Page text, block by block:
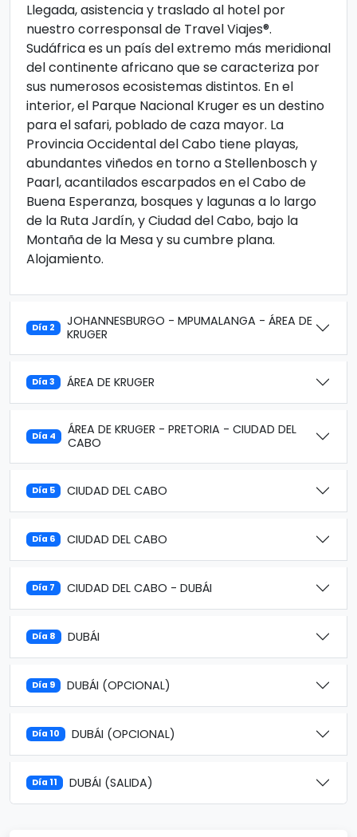
Llegada, asistencia y traslado al hotel por
nuestro corresponsal de Travel Viajes®.
Sudáfrica es un país del extremo más meridional
del continente africano que se caracteriza por
sus numerosos ecosistemas distintos. En el
interior, el Parque Nacional Kruger es un destino
para el safari, poblado de caza mayor. La
Provincia Occidental del Cabo tiene playas,
abundantes viñedos en torno a Stellenbosch y
Paarl, acantilados escarpados en el Cabo de
Buena Esperanza, bosques y lagunas a lo largo
de la Ruta Jardín, y Ciudad del Cabo, bajo la
Montaña de la Mesa y su cumbre plana.
Alojamiento.
Día 2
JOHANNESBURGO - MPUMALANGA - ÁREA DE
KRUGER
Día 3 ÁREA DE KRUGER
Día 4
ÁREA DE KRUGER - PRETORIA - CIUDAD DEL
CABO
Día 5 CIUDAD DEL CABO
Día 6 CIUDAD DEL CABO
Día 7 CIUDAD DEL CABO - DUBÁI
Día 8 DUBÁI
Día 9 DUBÁI (OPCIONAL)
Día 10 DUBÁI (OPCIONAL)
Día 11 DUBÁI (SALIDA)